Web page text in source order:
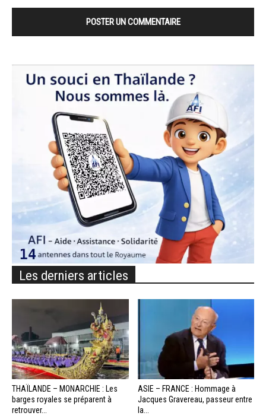
Les derniers articles
THAÏLANDE – MONARCHIE : Les
barges royales se préparent à
retrouver...
ASIE – FRANCE : Hommage à
Jacques Gravereau, passeur entre
la...